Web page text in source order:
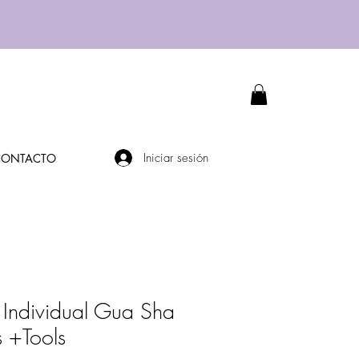
Iniciar sesión
Individual Gua Sha
+Tools